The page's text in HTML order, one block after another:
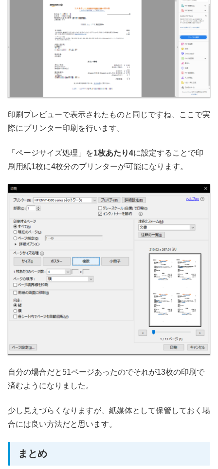
印刷プレビューで表示されたものと同じですね、ここで実
際にプリンター印刷を行います。
「ページサイズ処理」を1枚あたり4に設定することで印
刷用紙1枚に4枚分のプリンターが可能になります。
自分の場合だと51ページあったのでそれが13枚の印刷で
済むようになりました。
少し見えづらくなりますが、紙媒体として保管しておく場
合には良い方法だと思います。
まとめ